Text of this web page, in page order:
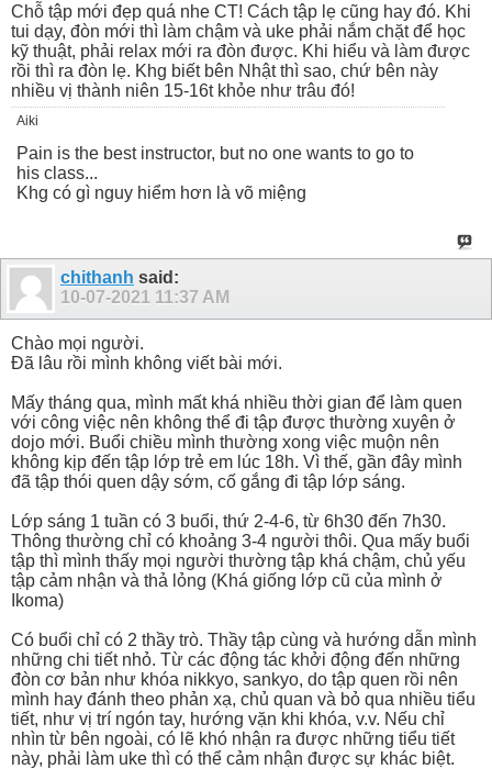
Chỗ tập mới đẹp quá nhe CT! Cách tập lẹ cũng hay đó. Khi
tui dạy, đòn mới thì làm chậm và uke phải nắm chặt để học
kỹ thuật, phải relax mới ra đòn được. Khi hiểu và làm được
rồi thì ra đòn lẹ. Khg biết bên Nhật thì sao, chứ bên này
nhiều vị thành niên 15-16t khỏe như trâu đó!
Aiki
Pain is the best instructor, but no one wants to go to
his class...
Khg có gì nguy hiểm hơn là võ miệng
chithanh said:
10-07-2021 11:37 AM
Chào mọi người.
Đã lâu rồi mình không viết bài mới.
Mấy tháng qua, mình mất khá nhiều thời gian để làm quen
với công việc nên không thể đi tập được thường xuyên ở
dojo mới. Buổi chiều mình thường xong việc muộn nên
không kịp đến tập lớp trẻ em lúc 18h. Vì thế, gần đây mình
đã tập thói quen dậy sớm, cố gắng đi tập lớp sáng.
Lớp sáng 1 tuần có 3 buổi, thứ 2-4-6, từ 6h30 đến 7h30.
Thông thường chỉ có khoảng 3-4 người thôi. Qua mấy buổi
tập thì mình thấy mọi người thường tập khá chậm, chủ yếu
tập cảm nhận và thả lỏng (Khá giống lớp cũ của mình ở
Ikoma)
Có buổi chỉ có 2 thầy trò. Thầy tập cùng và hướng dẫn mình
những chi tiết nhỏ. Từ các động tác khởi động đến những
đòn cơ bản như khóa nikkyo, sankyo, do tập quen rồi nên
mình hay đánh theo phản xạ, chủ quan và bỏ qua nhiều tiểu
tiết, như vị trí ngón tay, hướng vặn khi khóa, v.v. Nếu chỉ
nhìn từ bên ngoài, có lẽ khó nhận ra được những tiểu tiết
này, phải làm uke thì có thể cảm nhận được sự khác biệt.